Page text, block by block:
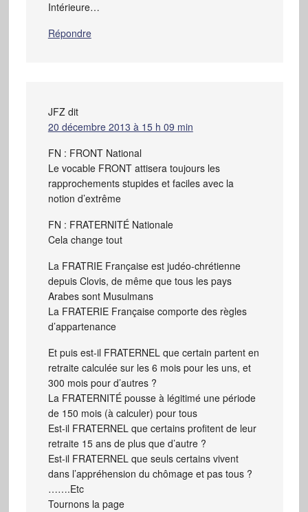
Intérieure…
Répondre
JFZ dit
20 décembre 2013 à 15 h 09 min
FN : FRONT National
Le vocable FRONT attisera toujours les
rapprochements stupides et faciles avec la
notion d’extrême
FN : FRATERNITÉ Nationale
Cela change tout
La FRATRIE Française est judéo-chrétienne
depuis Clovis, de même que tous les pays
Arabes sont Musulmans
La FRATERIE Française comporte des règles
d’appartenance
Et puis est-il FRATERNEL que certain partent en
retraite calculée sur les 6 mois pour les uns, et
300 mois pour d’autres ?
La FRATERNITÉ pousse à légitimé une période
de 150 mois (à calculer) pour tous
Est-il FRATERNEL que certains profitent de leur
retraite 15 ans de plus que d’autre ?
Est-il FRATERNEL que seuls certains vivent
dans l’appréhension du chômage et pas tous ?
…….Etc
Tournons la page